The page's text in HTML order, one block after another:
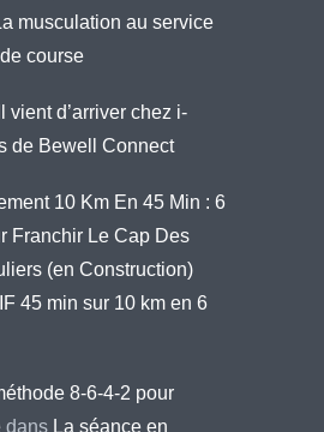
musculation au service
course
Il vient d’arriver chez i-
de Bewell Connect
10 Km En 45 Min : 6
Franchir Le Cap Des
(en Construction)
45 min sur 10 km en 6
8-6-4-2 pour
dans La séance en